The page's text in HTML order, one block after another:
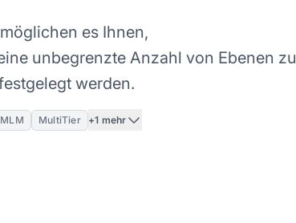
es Ihnen,
unbegrenzte Anzahl von Ebenen zu
werden.
MLM MultiTier +1 mehr